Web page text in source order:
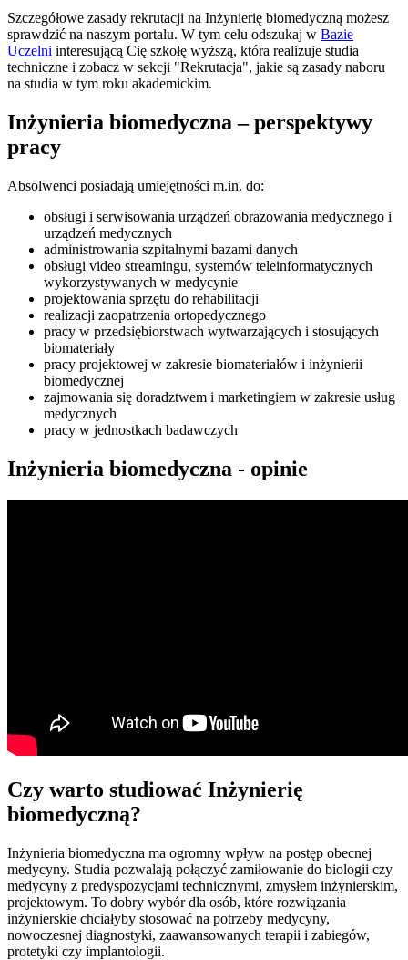
Szczegółowe zasady rekrutacji na Inżynierię biomedyczną możesz
sprawdzić na naszym portalu. W tym celu odszukaj w Bazie
Uczelni interesującą Cię szkołę wyższą, która realizuje studia
techniczne i zobacz w sekcji "Rekrutacja", jakie są zasady naboru
na studia w tym roku akademickim.
Inżynieria biomedyczna – perspektywy
pracy
Absolwenci posiadają umiejętności m.in. do:
obsługi i serwisowania urządzeń obrazowania medycznego i
urządzeń medycznych
administrowania szpitalnymi bazami danych
obsługi video streamingu, systemów teleinformatycznych
wykorzystywanych w medycynie
projektowania sprzętu do rehabilitacji
realizacji zaopatrzenia ortopedycznego
pracy w przedsiębiorstwach wytwarzających i stosujących
biomateriały
pracy projektowej w zakresie biomateriałów i inżynierii
biomedycznej
zajmowania się doradztwem i marketingiem w zakresie usług
medycznych
pracy w jednostkach badawczych
Inżynieria biomedyczna - opinie
Czy warto studiować Inżynierię
biomedyczną?
Inżynieria biomedyczna ma ogromny wpływ na postęp obecnej
medycyny. Studia pozwalają połączyć zamiłowanie do biologii czy
medycyny z predyspozycjami technicznymi, zmysłem inżynierskim,
projektowym. To dobry wybór dla osób, które rozwiązania
inżynierskie chciałyby stosować na potrzeby medycyny,
nowoczesnej diagnostyki, zaawansowanych terapii i zabiegów,
protetyki czy implantologii.